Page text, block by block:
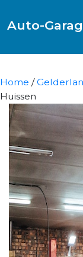
Auto-
Home /
Huissen